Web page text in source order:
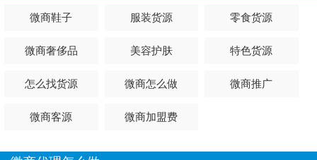
现在代理50多个。每天都有单的大约20来个。别的代理呢不
收入过万，为什么自己不行。不要怪这怪那。自己想想。别
时候你又再干什么。
想做微商的加我微信吧。
微商鞋子 服装货源 零食货源
微商奢侈品 美容护肤 特色货源
怎么找货源 微商怎么做 微商推广
微商客源 微商加盟费